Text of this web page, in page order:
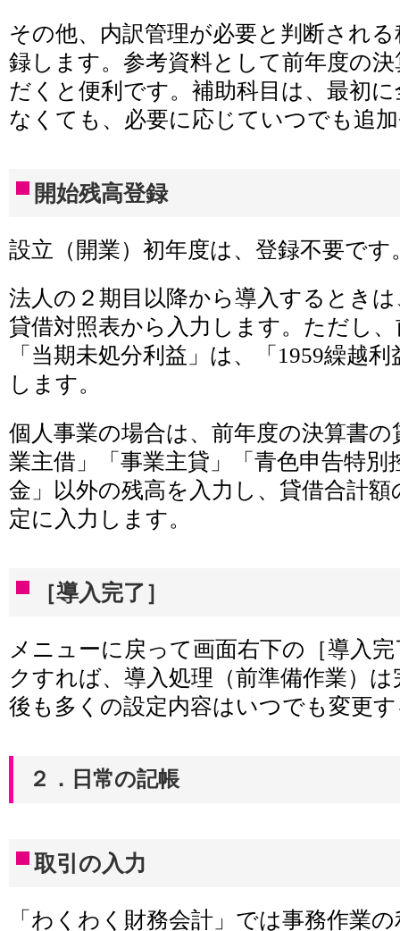
その他、内訳管理が必要と判断され
録します。参考資料として前年度の
だくと便利です。補助科目は、最初
なくても、必要に応じていつでも追
開始残高登録
設立（開業）初年度は、登録不要です
法人の２期目以降から導入するとき
貸借対照表から入力します。ただし
「当期未処分利益」は、「1959繰越
します。
個人事業の場合は、前年度の決算書
業主借」「事業主貸」「青色申告特別
金」以外の残高を入力し、貸借合計
定に入力します。
［導入完了］
メニューに戻って画面右下の［導入
クすれば、導入処理（前準備作業）
後も多くの設定内容はいつでも変更
２．日常の記帳
取引の入力
「わくわく財務会計」では事務作業